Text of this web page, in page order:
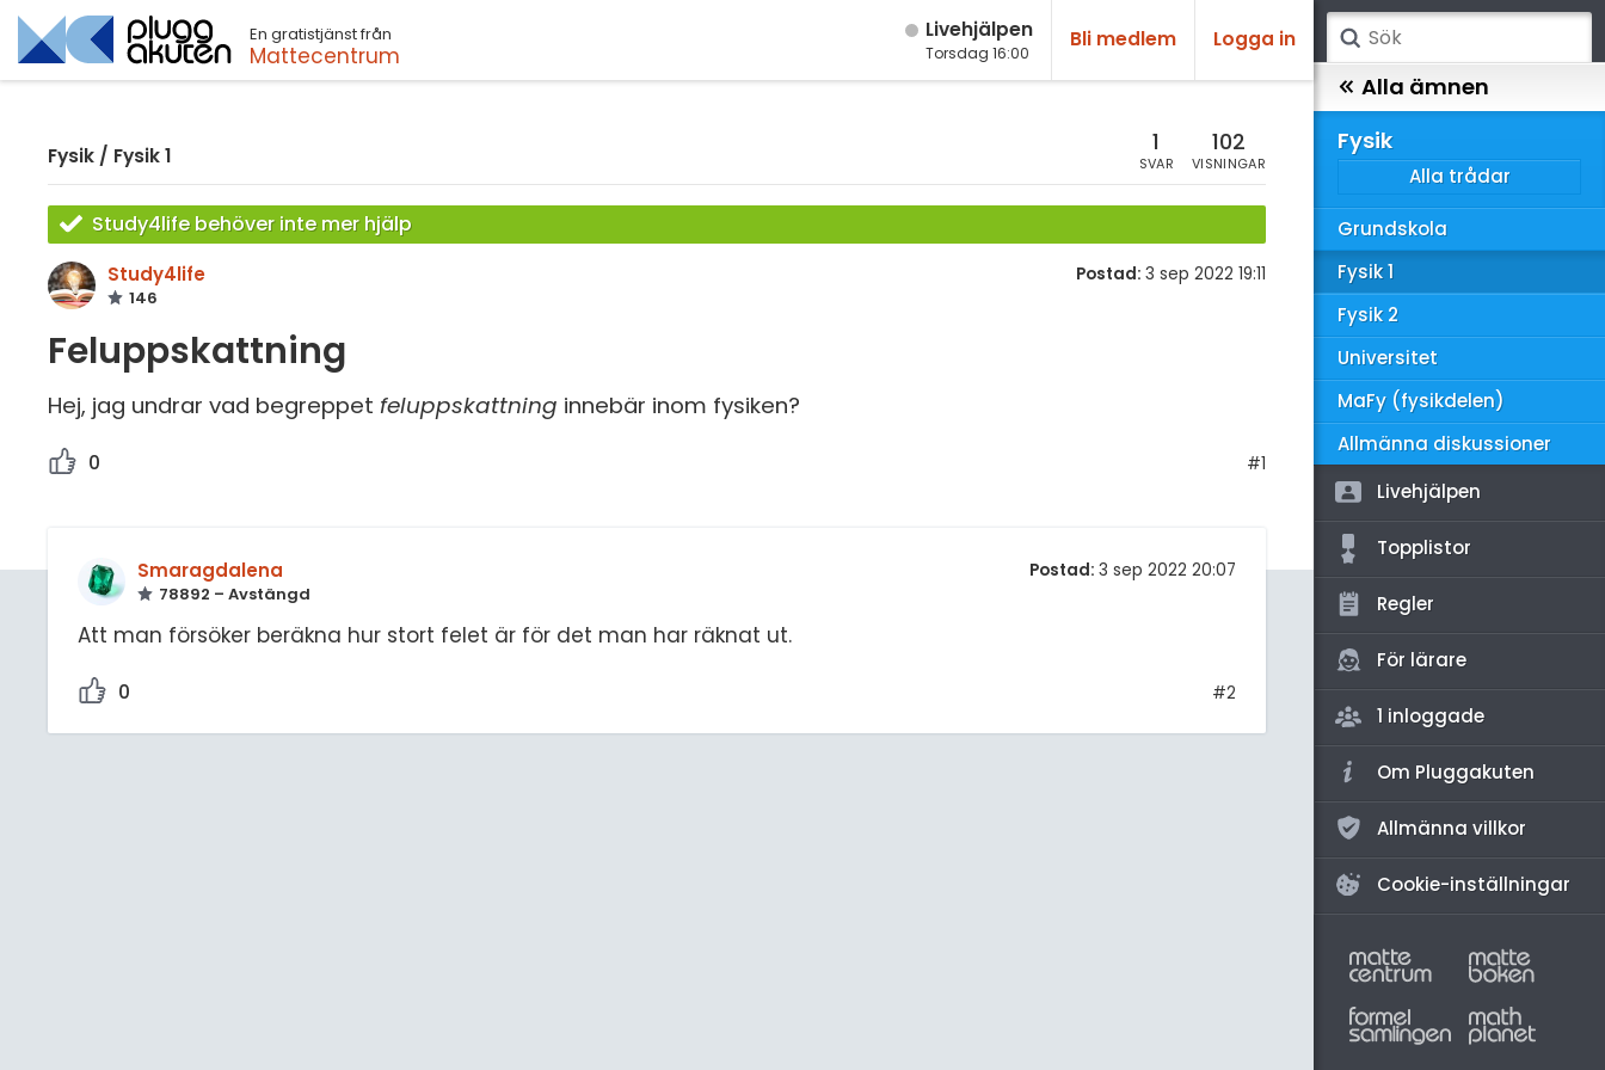
En gratistjänst från
Mattecentrum
Live­hjälpen
Torsdag 16:00
Bli medlem Logga in
Fysik / Fysik 1 1
SVAR
102
VISNINGAR
Study4life behöver inte mer hjälp
Study4life
146
Postad: 3 sep 2022 19:11
Feluppskattning
Hej, jag undrar vad begreppet feluppskattning innebär inom fysiken?
0 #1
Smaragdalena
78892 – Avstängd
Postad: 3 sep 2022 20:07
Att man försöker beräkna hur stort felet är för det man har räknat ut.
0 #2
Sök
Matematik
Alla ämnen
Fysik
Alla trådar
Grundskola
Fysik 1
Fysik 2
Universitet
MaFy (fysikdelen)
Allmänna diskussioner
Livehjälpen
Topplistor
Regler
För lärare
1 inloggade
Om Pluggakuten
Allmänna villkor
Cookie-inställningar
Kemi
Biologi
Teknik & Bygg
Ekonomi
Övriga diskussioner